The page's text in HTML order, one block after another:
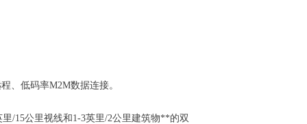
、低码率M2M数据连接。
/15公里视线和1-3英里/2公里建筑物**的双